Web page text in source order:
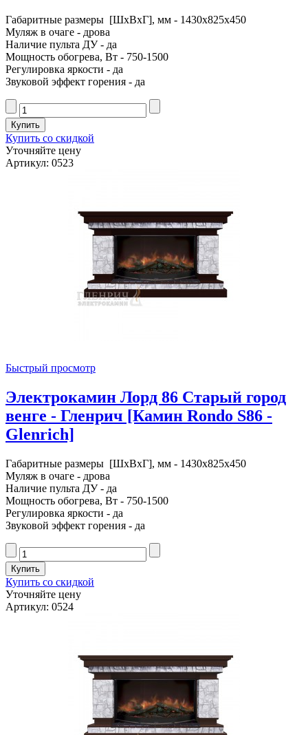
Габаритные размеры [ШxВxГ], мм - 1430x825x450
Муляж в очаге - дрова
Наличие пульта ДУ - да
Мощность обогрева, Вт - 750-1500
Регулировка яркости - да
Звуковой эффект горения - да
Купить со скидкой
Уточняйте цену
Артикул: 0523
Быстрый просмотр
Электрокамин Лорд 86 Старый город
венге - Гленрич [Камин Rondo S86 -
Glenrich]
Габаритные размеры [ШxВxГ], мм - 1430x825x450
Муляж в очаге - дрова
Наличие пульта ДУ - да
Мощность обогрева, Вт - 750-1500
Регулировка яркости - да
Звуковой эффект горения - да
Купить со скидкой
Уточняйте цену
Артикул: 0524